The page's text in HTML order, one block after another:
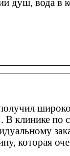
душ, вода в
В клинике по
которая